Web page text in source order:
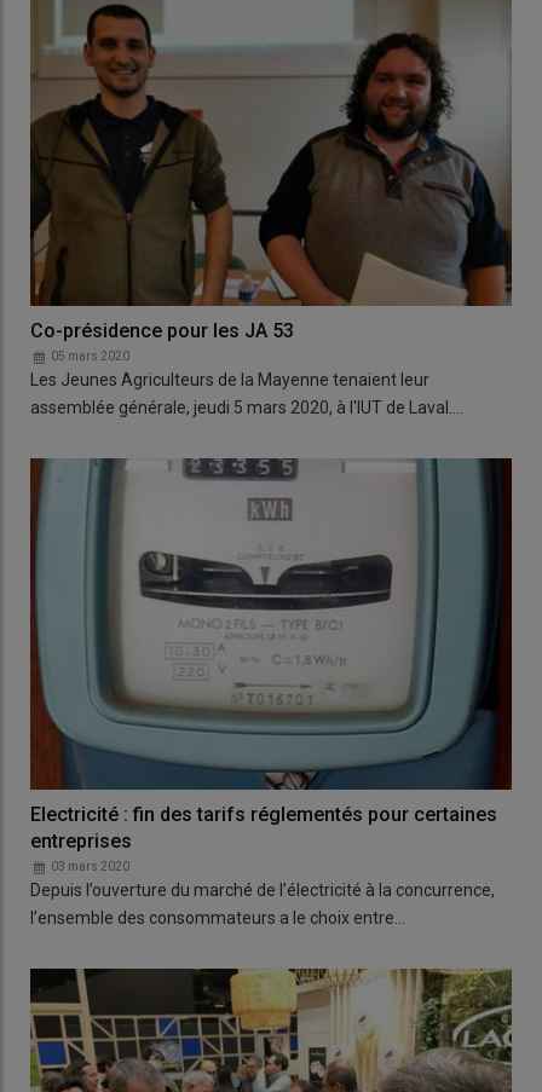
Co-présidence pour les JA 53
05 mars 2020
Les Jeunes Agriculteurs de la Mayenne tenaient leur
assemblée générale, jeudi 5 mars 2020, à l'IUT de Laval.…
Electricité : fin des tarifs réglementés pour certaines
entreprises
03 mars 2020
Depuis l’ouverture du marché de l’électricité à la concurrence,
l’ensemble des consommateurs a le choix entre…